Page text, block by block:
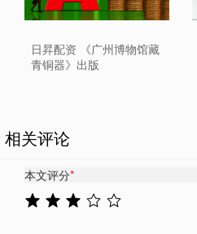
日昇配资 《广州博物馆藏
青铜器》出版
相关评论
本文评分*